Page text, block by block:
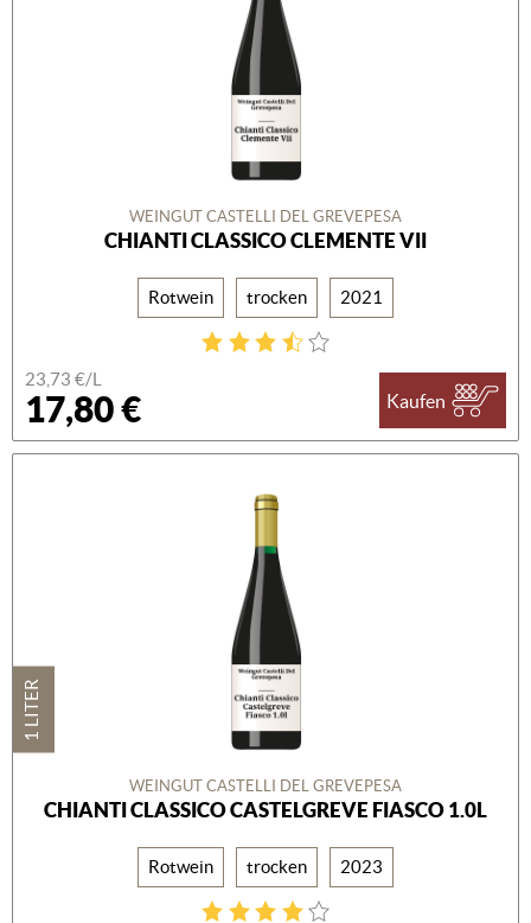
WEINGUT CASTELLI DEL GREVEPESA
CHIANTI CLASSICO CLEMENTE VII
Rotwein trocken 2021
23,73 €/L
17,80 € Kaufen
1 LITER
WEINGUT CASTELLI DEL GREVEPESA
CHIANTI CLASSICO CASTELGREVE FIASCO 1.0L
Rotwein trocken 2023